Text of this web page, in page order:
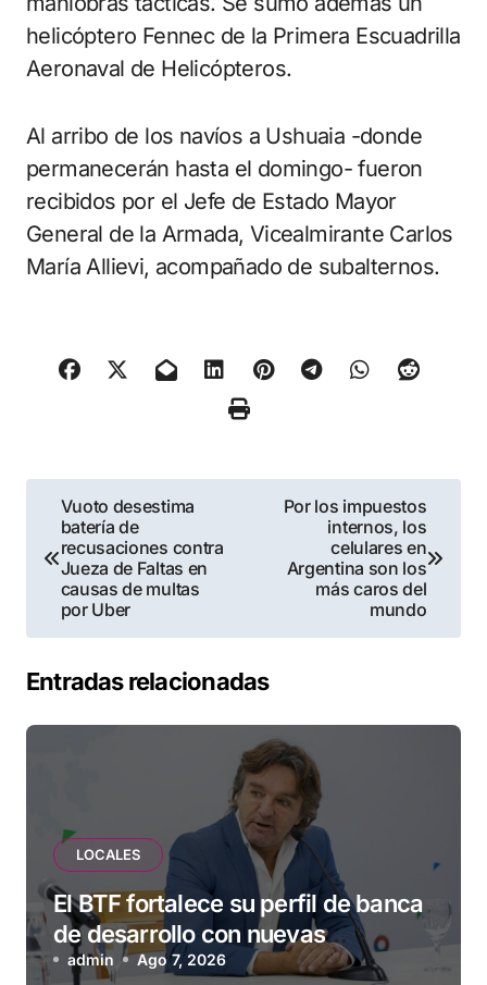
helicóptero Fennec de la Primera Escuadrilla
Aeronaval de Helicópteros.
Al arribo de los navíos a Ushuaia -donde
permanecerán hasta el domingo- fueron
recibidos por el Jefe de Estado Mayor
General de la Armada, Vicealmirante Carlos
María Allievi, acompañado de subalternos.
Navegación
de
entradas
Vuoto desestima
batería de
recusaciones contra
Jueza de Faltas en
causas de multas
por Uber
Por los impuestos
internos, los
celulares en
Argentina son los
más caros del
mundo
Entradas relacionadas
LOCALES
El BTF fortalece su perfil de banca
de desarrollo con nuevas
herramientas para familias y
admin Ago 7, 2026